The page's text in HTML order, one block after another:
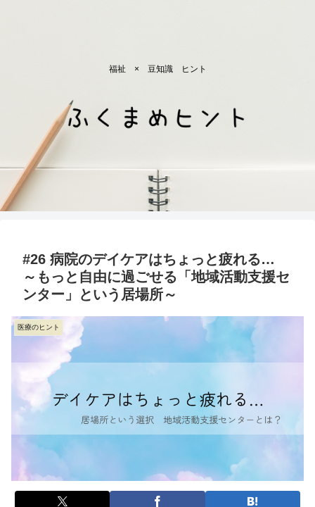
福祉 × 豆知識 ヒント
#26 病院のデイケアはちょっと疲れる…
～もっと自由に過ごせる「地域活動支援セ
ンター」という居場所～
医療のヒント